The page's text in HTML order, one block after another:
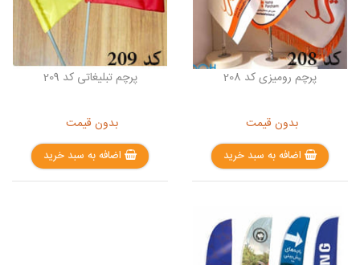
پرچم رومیزی کد 208
بدون قیمت
اضافه به سبد خرید
پرچم تبلیغاتی کد 209
بدون قیمت
اضافه به سبد خرید